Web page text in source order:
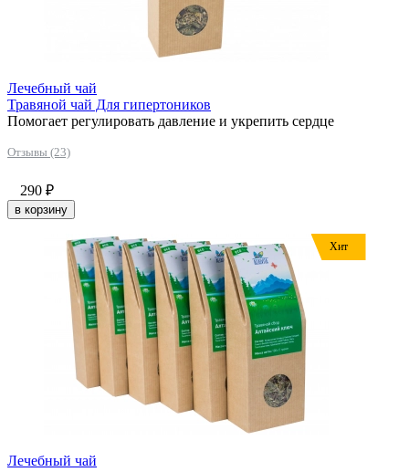
Лечебный чай
Травяной чай Для гипертоников
Помогает регулировать давление и укрепить сердце
Отзывы (23)
290 ₽
в корзину
Хит
Лечебный чай